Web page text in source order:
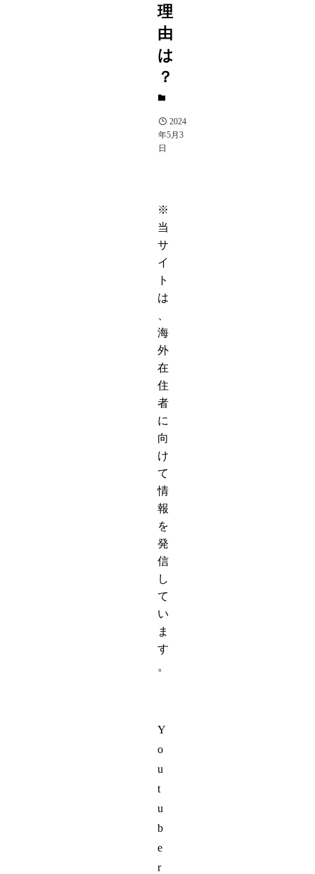
理
由
は
？
2024
年5月3
日
※
当
サ
イ
ト
は
海
外
在
住
者
に
向
け
て
情
報
を
発
信
し
て
い
ま
す
。
Y
o
u
t
u
b
e
r